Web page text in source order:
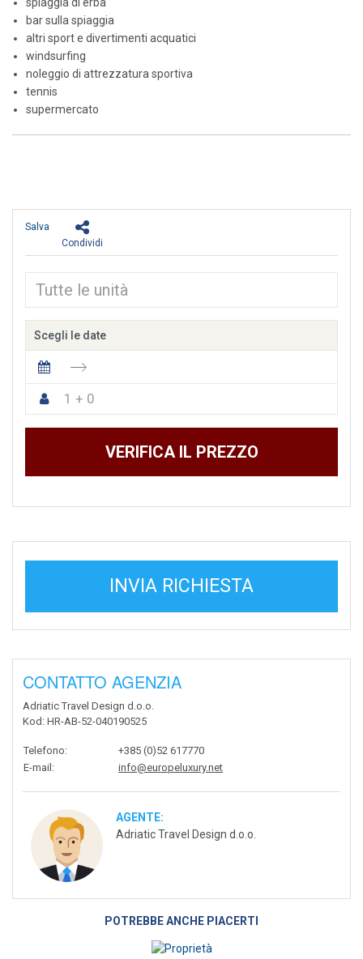
bar sulla spiaggia
altri sport e divertimenti acquatici
windsurfing
noleggio di attrezzatura sportiva
tennis
supermercato
Condividi
Salva
Scegli le date
1 + 0
VERIFICA IL PREZZO
INVIA RICHIESTA
CONTATTO AGENZIA
Adriatic Travel Design d.o.o.
Kod : HR-AB-52-040190525
Telefono:
+385 (0)52 617770
E-mail : info@europeluxury.net
AGENTE:
Adriatic Travel Design d.o.o.
POTREBBE ANCHE PIACERTI